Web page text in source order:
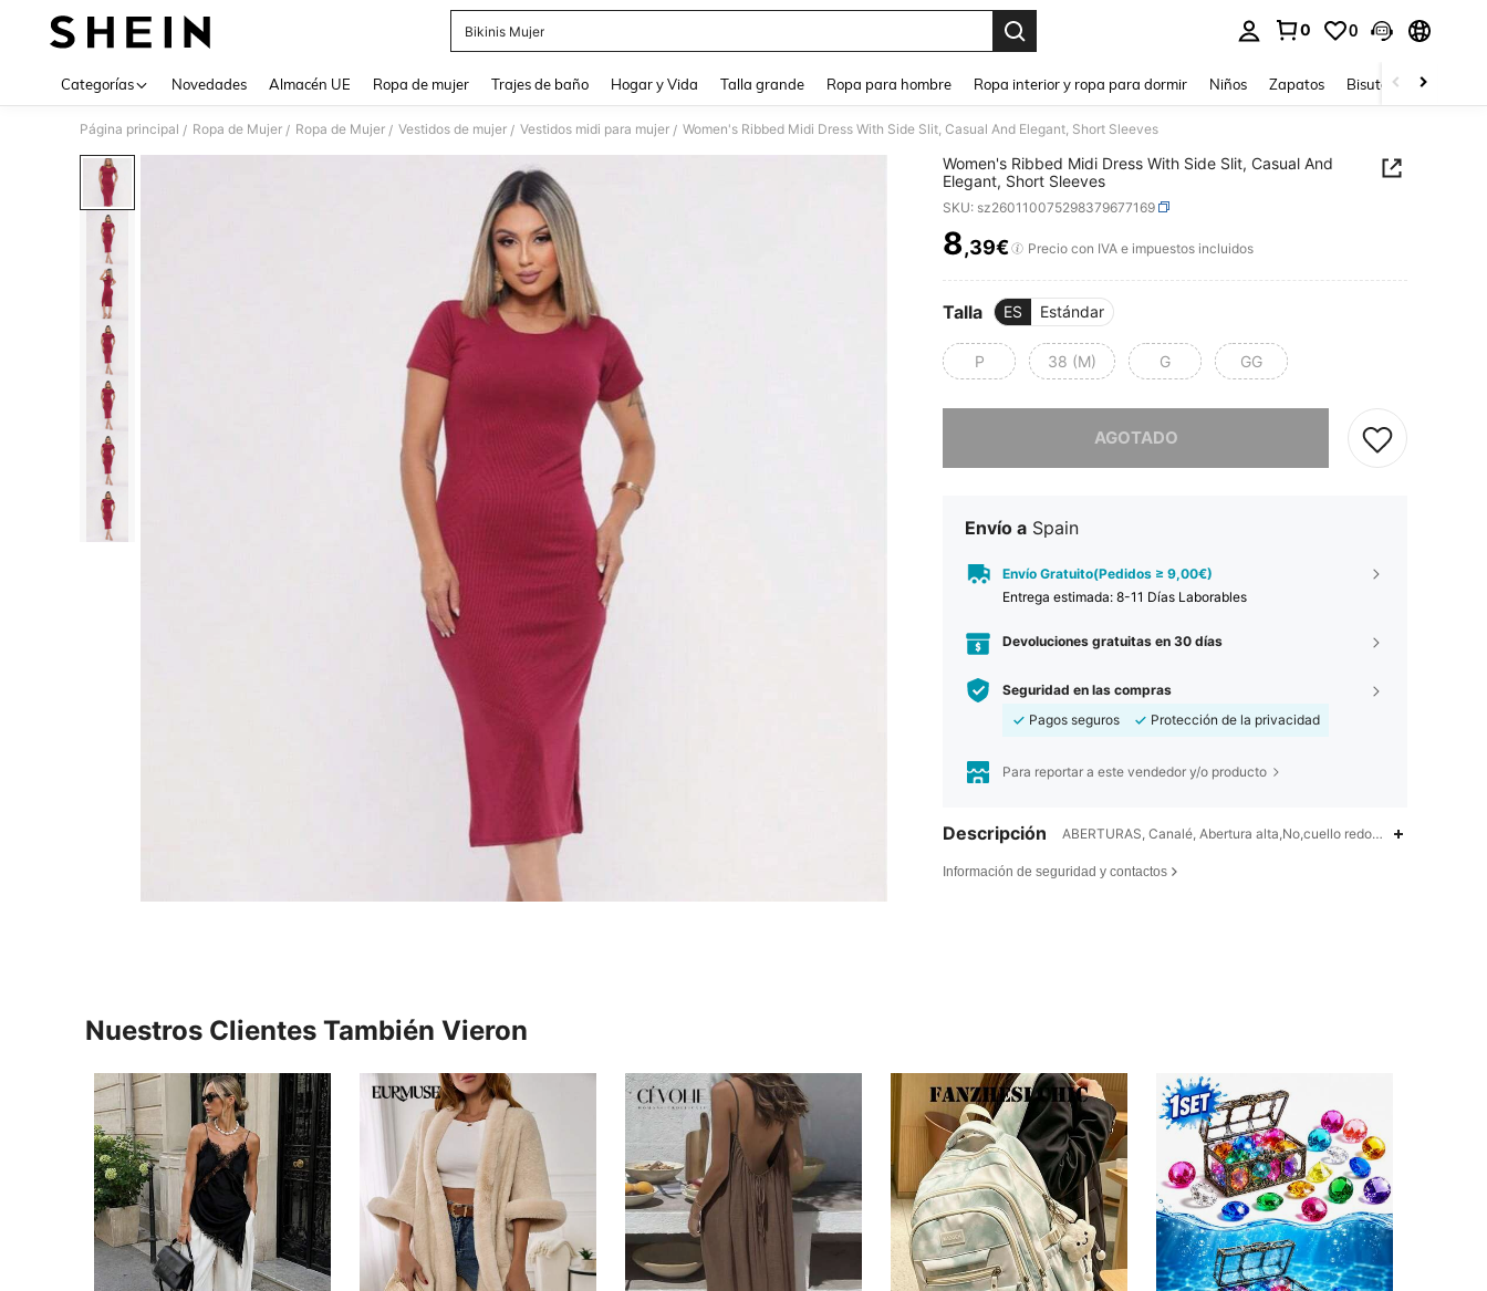
Bikinis Mujer
0 0
Categorías Novedades Almacén UE Ropa de mujer Trajes de baño Hogar y Vida Talla grande Ropa para hombre Ropa interior y ropa para dormir Niños Zapatos Bisutería Y
Página principal / Ropa de Mujer / Ropa de Mujer / Vestidos de mujer / Vestidos midi para mujer / Women's Ribbed Midi Dress With Side Slit, Casual And Elegant, Short Sleeves
Women's Ribbed Midi Dress With Side Slit, Casual And
Elegant, Short Sleeves
SKU: sz260110075298379677169
PRICE AND AVAILABILITY
8,39€ Precio con IVA e impuestos incluidos
Talla ES Estándar
P 38 (M) G GG
AGOTADO
Envío a Spain
Envío Gratuito(Pedidos ≥ 9,00€)
Entrega estimada: 8-11 Días Laborables
Devoluciones gratuitas en 30 días
Seguridad en las compras
Pagos seguros
Protección de la privacidad
Para reportar a este vendedor y/o producto
Descripción ABERTURAS, Canalé, Abertura alta,No,cuello redondo
Información de seguridad y contactos
Nuestros Clientes También Vieron